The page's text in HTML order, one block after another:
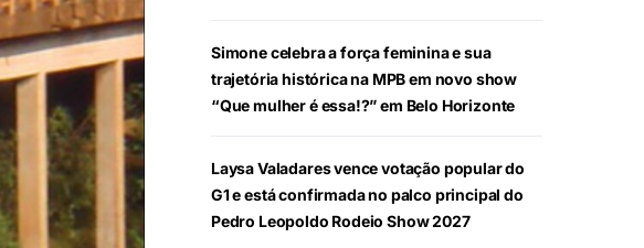
Simone celebra a força feminina e sua
trajetória histórica na MPB em novo show
“Que mulher é essa!?” em Belo Horizonte
Laysa Valadares vence votação popular do
G1 e está confirmada no palco principal do
Pedro Leopoldo Rodeio Show 2027